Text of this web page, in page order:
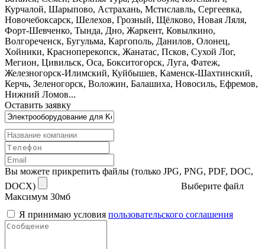
Курчалой, Шарыпово, Астрахань, Мстиславль, Сергеевка,
Новочебоксарск, Шелехов, Грозный, Щёлково, Новая Ляля,
Форт-Шевченко, Тында, Дно, Жаркент, Ковылкино,
Волгореченск, Бугульма, Каргополь, Данилов, Олонец,
Хойники, Красноперекопск, Жанатас, Псков, Сухой Лог,
Мегион, Цивильск, Оса, Бокситогорск, Луга, Фатеж,
Железногорск-Илимский, Куйбышев, Каменск-Шахтинский,
Керчь, Зеленогорск, Воложин, Балашиха, Новосиль, Ефремов,
Нижний Ломов...
Оставить заявку
Вы можете прикрепить файлы (только JPG, PNG, PDF, DOC,
DOCX)
Выберите файл
Максимум 30мб
Я принимаю условия пользовательского соглашения